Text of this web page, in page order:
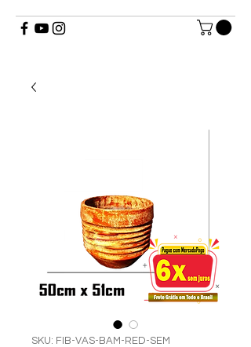
SKU: FIB-VAS-BAM-RED-SEM